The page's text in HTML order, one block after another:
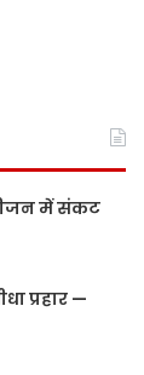
में संकट
प्रहार —